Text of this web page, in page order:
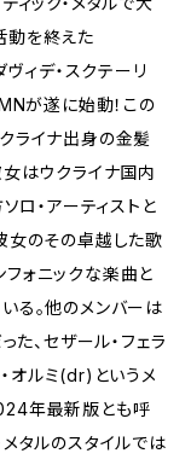
動を終えた
ィデ・スクテーリ
が遂に始動！この
ライナ出身の金髪
女はウクライナ国内
ロ・アーティストと
女のその卓越した歌
ォニックな楽曲と
る。他のメンバーは
、セザール・フェラ
・オルミ(dr)というメ
年最新版とも呼
メタルのスタイルでは